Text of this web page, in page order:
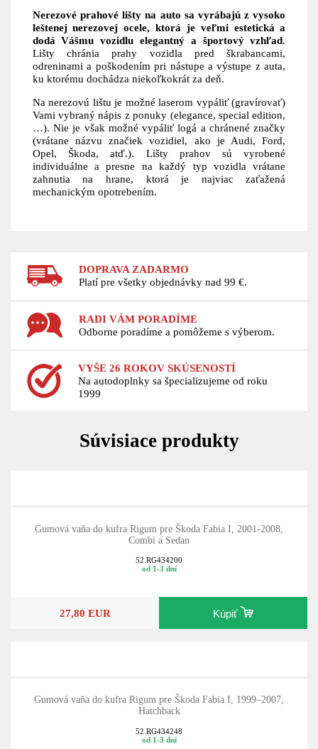
Nerezové prahové lišty na auto sa vyrábajú z vysoko
leštenej nerezovej ocele, ktorá je veľmi estetická a
dodá Vášmu vozidlu elegantný a športový vzhľad.
Lišty chránia prahy vozidla pred škrabancami,
odreninami a poškodením pri nástupe a výstupe z auta,
ku ktorému dochádza niekoľkokrát za deň.
Na nerezovú lištu je možné laserom vypáliť (gravírovať)
Vami vybraný nápis z ponuky (elegance, special edition,
…). Nie je však možné vypáliť logá a chránené značky
(vrátane názvu značiek vozidiel, ako je Audi, Ford,
Opel, Škoda, atď.). Lišty prahov sú vyrobené
individuálne a presne na každý typ vozidla vrátane
zahnutia na hrane, ktorá je najviac zaťažená
mechanickým opotrebením.
DOPRAVA ZADARMO
Platí pre všetky objednávky nad 99 €.
RADI VÁM PORADÍME
Odborne poradíme a pomôžeme s výberom.
VYŠE 26 ROKOV SKÚSENOSTÍ
Na autodoplnky sa špecializujeme od roku
1999
Súvisiace produkty
Gumová vaňa do kufra Rigum pre Škoda Fabia I, 2001-2008,
Combi a Sedan
52.RG434200
od 1-3 dní
27,80 EUR Kúpiť
Gumová vaňa do kufra Rigum pre Škoda Fabia I, 1999–2007,
Hatchback
52.RG434248
od 1-3 dní